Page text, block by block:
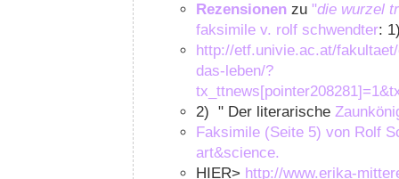
Rezensionen zu "die wurzel
faksimile v. rolf schwendter:
http://etf.univie.ac.at/
das-leben/?
2) " Der literarische
Faksimile (Seite 5) von Rolf
art&science.
HIER> http://www.erika-